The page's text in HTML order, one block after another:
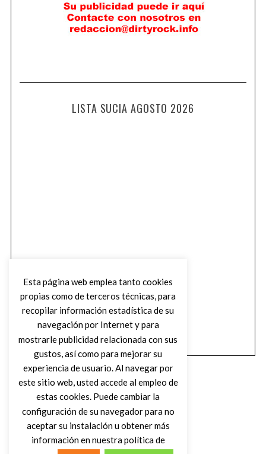
LISTA SUCIA AGOSTO 2026
Esta página web emplea tanto cookies
propias como de terceros técnicas, para
recopilar información estadística de su
navegación por Internet y para
mostrarle publicidad relacionada con sus
gustos, así como para mejorar su
experiencia de usuario. Al navegar por
este sitio web, usted accede al empleo de
estas cookies. Puede cambiar la
configuración de su navegador para no
aceptar su instalación u obtener más
información en nuestra política de